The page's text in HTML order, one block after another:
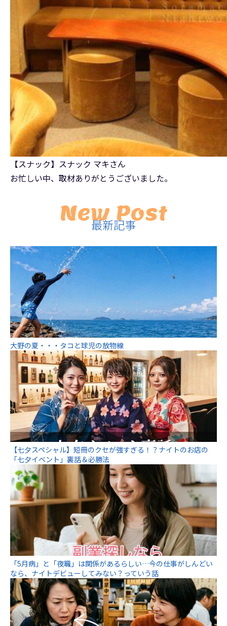
【スナック】スナック マキさん
お忙しい中、取材ありがとうございました。
New Post
最新記事
大野の夏・・・タコと球児の放物線
【七夕スペシャル】短冊のクセが強すぎる！？ナイトのお店の
「七夕イベント」裏話＆必勝法
「5月病」と「夜職」は関係があるらしい…今の仕事がしんどい
なら、ナイトデビューしてみない？っていう話